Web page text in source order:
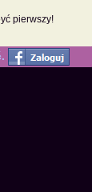
pierwszy!